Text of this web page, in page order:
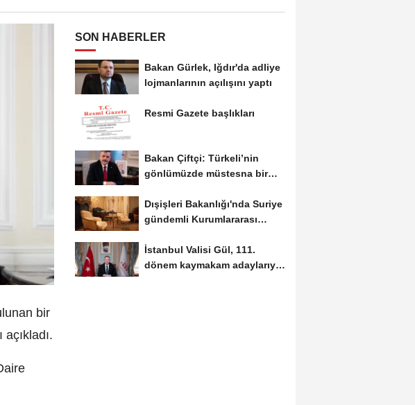
bir
SON HABERLER
Bakan Gürlek, Iğdır'da adliye
lojmanlarının açılışını yaptı
Resmi Gazete başlıkları
Bakan Çiftçi: Türkeli’nin
gönlümüzde müstesna bir
Dışişleri Bakanlığı'nda Suriye
gündemli Kurumlararası
İstanbul Valisi Gül, 111.
dönem kaymakam adaylarıyla